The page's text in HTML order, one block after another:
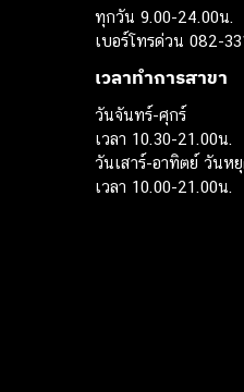
ทุกวัน 9.00-24.00น.
เบอร์โทรด่วน 082-
เวลาทำการสาขา
วันจันทร์-ศุกร์
เวลา 10.30-21.00น.
วันเสาร์-อาทิตย์ วันห
เวลา 10.00-21.00น.